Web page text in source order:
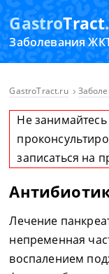
GastroTract
Заболевания
GastroTract.ru
Не
записаться на
Лечение
непременная
воспалением